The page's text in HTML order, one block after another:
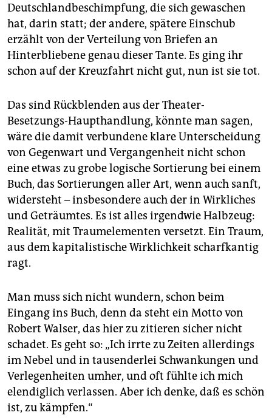
Deutschlandbeschimpfung, die sich gewaschen
hat, darin statt; der andere, spätere Einschub
erzählt von der Verteilung von Briefen an
Hinterbliebene genau dieser Tante. Es ging ihr
schon auf der Kreuzfahrt nicht gut, nun ist sie tot.
Das sind Rückblenden aus der Theater-
Besetzungs-Haupthandlung, könnte man sagen,
wäre die damit verbundene klare Unterscheidung
von Gegenwart und Vergangenheit nicht schon
eine etwas zu grobe logische Sortierung bei einem
Buch, das Sortierungen aller Art, wenn auch sanft,
widersteht – insbesondere auch der in Wirkliches
und Geträumtes. Es ist alles irgendwie Halbzeug:
Realität, mit Traumelementen versetzt. Ein Traum,
aus dem kapitalistische Wirklichkeit scharfkantig
ragt.
Man muss sich nicht wundern, schon beim
Eingang ins Buch, denn da steht ein Motto von
Robert Walser, das hier zu zitieren sicher nicht
schadet. Es geht so: „Ich irrte zu Zeiten allerdings
im Nebel und in tausenderlei Schwankungen und
Verlegenheiten umher, und oft fühlte ich mich
elendiglich verlassen. Aber ich denke, daß es schön
ist, zu kämpfen.“